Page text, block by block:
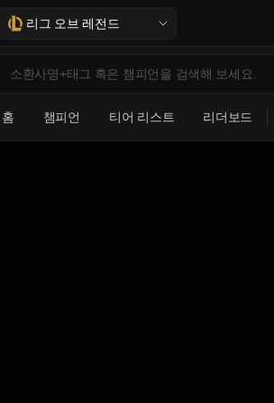
리그 오브 레전드
홈 챔피언 티어 리스트 리더보드